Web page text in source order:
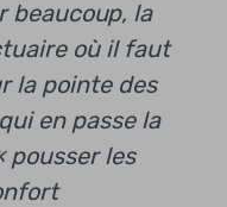
beaucoup, la
où il faut
la pointe des
en passe la
pousser les